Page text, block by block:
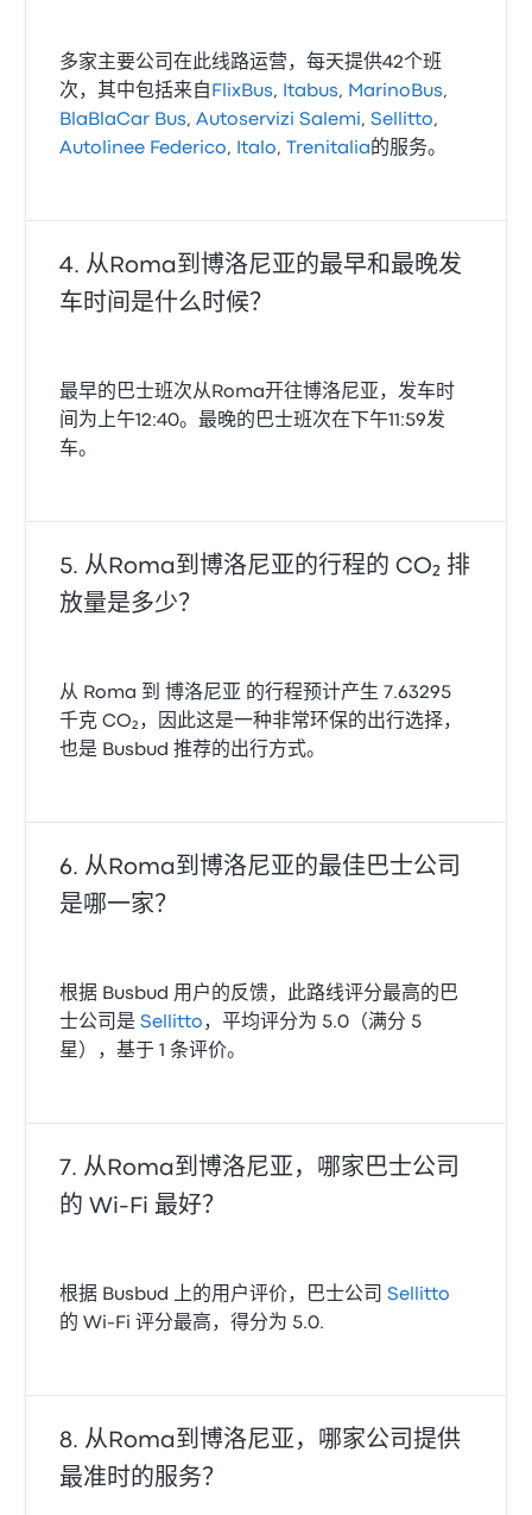
多家主要公司在此线路运营，每天提供42个班
次，其中包括来自 FlixBus, Itabus, MarinoBus,
BlaBlaCar Bus,Autoservizi Salemi,Sellitto,
Autolinee Federico, Italo, Trenitalia 的服务。
从Roma到博洛尼亚的最早和最晚发
车时间是什么时候？
最早的巴士班次从Roma开往博洛尼亚，发车时
间为上午12:40。最晚的巴士班次在下午11:59发
车。
从Roma到博洛尼亚的行程的 CO₂ 排
放量是多少？
从 Roma 到 博洛尼亚 的行程预计产生 7.63295
千克 CO₂，因此这是一种非常环保的出行选择，
也是 Busbud 推荐的出行方式。
从Roma到博洛尼亚的最佳巴士公司
是哪一家？
根据 Busbud 用户的反馈，此路线评分最高的巴
士公司是Sellitto ，平均评分为 5.0（满分 5
星），基于 1 条评价。
从Roma到博洛尼亚，哪家巴士公司
的 Wi-Fi 最好？
根据 Busbud 上的用户评价，巴士公司Sellitto
的 Wi-Fi 评分最高，得分为 5.0.
从Roma到博洛尼亚，哪家公司提供
最准时的服务？